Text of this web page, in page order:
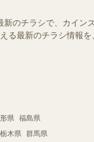
のチラシで、カイ
る最新のチラシ情報
県 福島県
栃木県 群馬県